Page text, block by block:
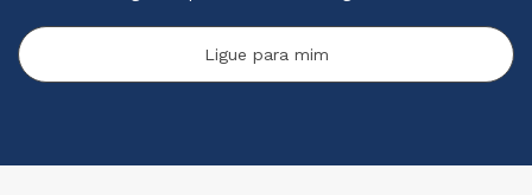
Ligue para mim